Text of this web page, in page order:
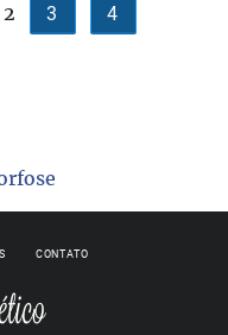
2 3 4
CONTATO